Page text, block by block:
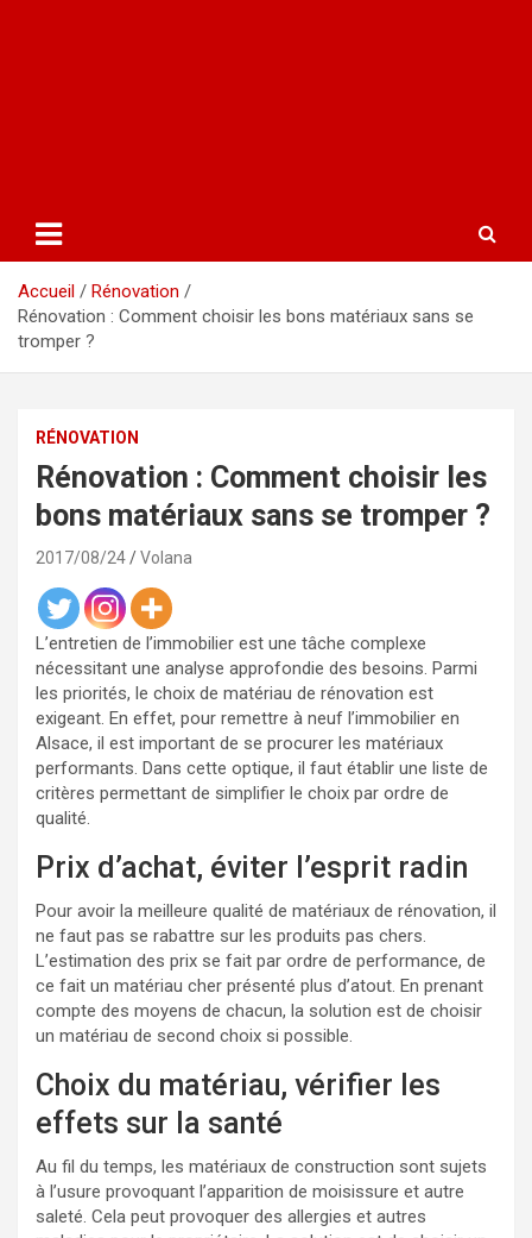
Accueil
Rénovation
Rénovation : Comment choisir les bons matériaux sans se
tromper ?
RÉNOVATION
Rénovation : Comment choisir les
bons matériaux sans se tromper ?
2017/08/24 Volana
L’entretien de l’immobilier est une tâche complexe
nécessitant une analyse approfondie des besoins. Parmi
les priorités, le choix de matériau de rénovation est
exigeant. En effet, pour remettre à neuf l’immobilier en
Alsace, il est important de se procurer les matériaux
performants. Dans cette optique, il faut établir une liste de
critères permettant de simplifier le choix par ordre de
qualité.
Prix d’achat, éviter l’esprit radin
Pour avoir la meilleure qualité de matériaux de rénovation, il
ne faut pas se rabattre sur les produits pas chers.
L’estimation des prix se fait par ordre de performance, de
ce fait un matériau cher présenté plus d’atout. En prenant
compte des moyens de chacun, la solution est de choisir
un matériau de second choix si possible.
Choix du matériau, vérifier les
effets sur la santé
Au fil du temps, les matériaux de construction sont sujets
à l’usure provoquant l’apparition de moisissure et autre
saleté. Cela peut provoquer des allergies et autres